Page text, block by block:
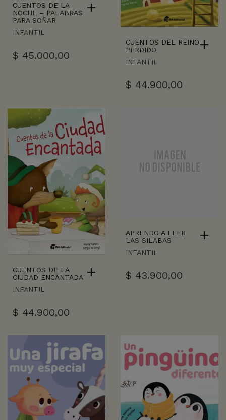
CUENTOS DE LA
NOCHE – PALABRAS
PARA SOÑAR
INFANTIL
$ 45.000,00
CUENTOS DEL REINO
PERDIDO
INFANTIL
$ 44.900,00
CUENTOS DE LA
CIUDAD ENCANTADA
INFANTIL
$ 44.900,00
APRENDO A LEER
LAS SILABAS
INFANTIL
$ 43.900,00